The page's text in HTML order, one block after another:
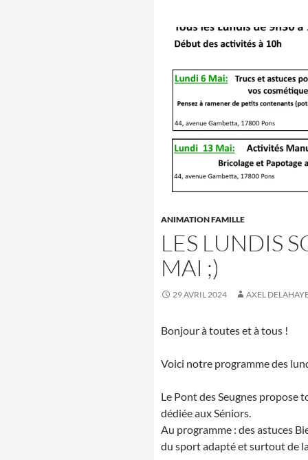
ANIMATION FAMILLE
LES LUNDIS
MAI ;)
29 AVRIL 2024 AXEL
Bonjour à toutes et à tous !
Voici notre programme des
Le Pont des Seugnes propose
dédiée aux Séniors.
Au programme : des astuces
du sport adapté et surtout de